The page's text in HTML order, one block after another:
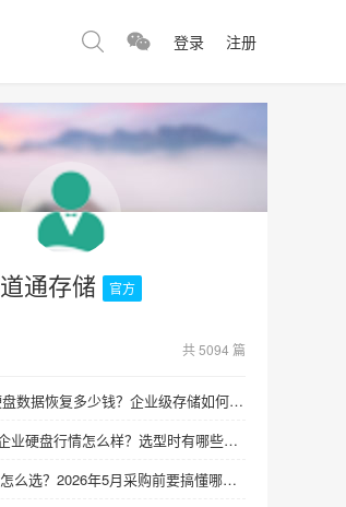
登录 注册
道通存储 官方
共 5094 篇
2026年NAS硬盘数据恢复多少钱？企业级存储如何避免数据丢失风险？
2026年5月2T企业硬盘行情怎么样？选型时有哪些避坑技巧？
NAS企业硬盘怎么选？2026年5月采购前要搞懂哪些坑？